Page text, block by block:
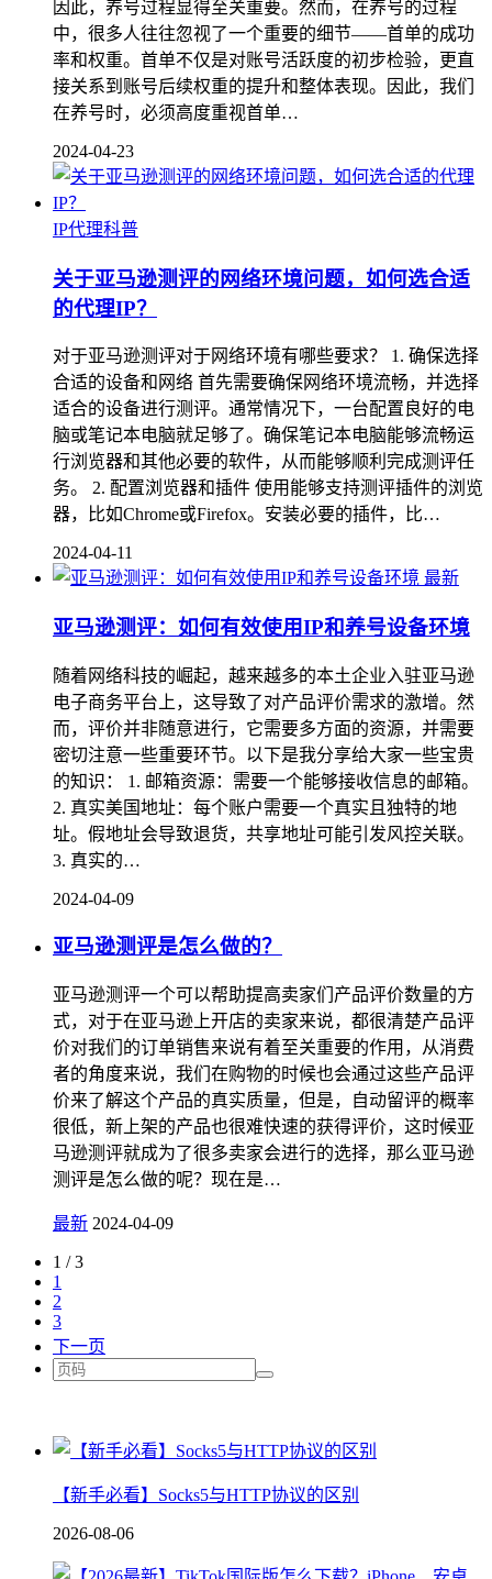
因此，养号过程显得至关重要。然而，在养号的过程
中，很多人往往忽视了一个重要的细节——首单的成功
率和权重。首单不仅是对账号活跃度的初步检验，更直
接关系到账号后续权重的提升和整体表现。因此，我们
在养号时，必须高度重视首单…
2024-04-23
IP代理科普
关于亚马逊测评的网络环境问题，如何选合适
的代理IP？
对于亚马逊测评对于网络环境有哪些要求？ 1. 确保选择
合适的设备和网络 首先需要确保网络环境流畅，并选择
适合的设备进行测评。通常情况下，一台配置良好的电
脑或笔记本电脑就足够了。确保笔记本电脑能够流畅运
行浏览器和其他必要的软件，从而能够顺利完成测评任
务。 2. 配置浏览器和插件 使用能够支持测评插件的浏览
器，比如Chrome或Firefox。安装必要的插件，比…
2024-04-11
最新
亚马逊测评：如何有效使用IP和养号设备环境
随着网络科技的崛起，越来越多的本土企业入驻亚马逊
电子商务平台上，这导致了对产品评价需求的激增。然
而，评价并非随意进行，它需要多方面的资源，并需要
密切注意一些重要环节。以下是我分享给大家一些宝贵
的知识： 1. 邮箱资源：需要一个能够接收信息的邮箱。
2. 真实美国地址：每个账户需要一个真实且独特的地
址。假地址会导致退货，共享地址可能引发风控关联。
3. 真实的…
2024-04-09
亚马逊测评是怎么做的？
亚马逊测评一个可以帮助提高卖家们产品评价数量的方
式，对于在亚马逊上开店的卖家来说，都很清楚产品评
价对我们的订单销售来说有着至关重要的作用，从消费
者的角度来说，我们在购物的时候也会通过这些产品评
价来了解这个产品的真实质量，但是，自动留评的概率
很低，新上架的产品也很难快速的获得评价，这时候亚
马逊测评就成为了很多卖家会进行的选择，那么亚马逊
测评是怎么做的呢？现在是…
最新 2024-04-09
1 / 3
1
2
3
下一页
【新手必看】Socks5与HTTP协议的区别
2026-08-06